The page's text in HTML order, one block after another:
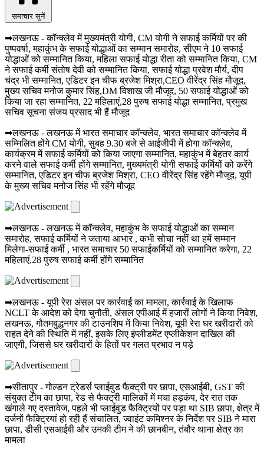
समाचार सुनें
➡लखनऊ - कॉन्क्लेव में मुख्यमंत्री योगी, CM योगी ने सफाई कर्मियों पर की
पुष्पवर्षा, महाकुंभ के सफाई योद्धाओं का सम्मान समारोह, सीएम ने 10 सफाई
योद्धाओं को सम्मानित किया, महिला सफाई योद्धा रीता को सम्मानित किया, CM
ने सफाई कर्मी संतोष देवी को सम्मानित किया, सफाई योद्धा प्रवेश मौर्य, दीप
चंद्र भी सम्मानित, एडिटर इन चीफ ब्रजेश मिश्रा,CEO वीरेंद्र सिंह मौजूद,
मुख्य सचिव मनोज कुमार सिंह,DM विशाख जी मौजूद, 50 सफाई योद्धाओं को
किया जा रहा सम्मानित, 22 महिलाएं,28 पुरुष सफाई योद्धा सम्मानित, प्रमुख
सचिव सूचना संजय प्रसाद भी हैं मौजूद
➡लखनऊ - लखनऊ में भारत समाचार कॉन्क्लेव, भारत समाचार कॉन्क्लेव में
सम्मिलित होंगे CM योगी, सुबह 9.30 बजे से आईजीपी में होगा कॉन्क्लेव,
कार्यक्रम में सफाई कर्मियों को किया जाएगा सम्मानित, महाकुंभ में बेहतर कार्य
करने वाले सफाई कर्मी होंगे सम्मानित, मुख्यमंत्री योगी सफाई कर्मियों को करेंगे
सम्मानित, एडिटर इन चीफ ब्रजेश मिश्रा, CEO वीरेंद्र सिंह रहेंगे मौजूद, यूपी
के मुख्य सचिव मनोज सिंह भी रहेंगे मौजूद
➡लखनऊ - लखनऊ में कॉन्क्लेव, महाकुंभ के सफाई योद्धाओं का सम्मान
समारोह, सफाई कर्मियों ने जताया आभार , कभी सोचा नहीं था हमें सम्मान
मिलेगा-सफाई कर्मी , भारत समाचार 50 सफाईकर्मियों को सम्मानित करेगा, 22
महिलाएं,28 पुरुष सफाई कर्मी होंगे सम्मानित
➡लखनऊ - यूपी रेरा अंसल पर कार्रवाई का मामला, कार्रवाई के खिलाफ
NCLT के आदेश को देगा चुनौती, अंसल एपीआई में हजारों लोगों ने किया निवेश,
लखनऊ, गौतमबुद्धनगर की टाउनशिप में किया निवेश, यूपी रेरा घर खरीदारों को
राहत देने की स्थिति में नहीं, इसके लिए इंप्लीडमेंट एप्लीकेशन दाखिल की
जाएगी, जिससे घर खरीदारों के हितों पर गलत प्रभाव न पड़े
➡सीतापुर - गोल्डन ट्रेडर्स प्लाईवुड फैक्ट्री पर छापा, एसआईबी, GST की
संयुक्त टीम का छापा, रेड से फैक्ट्री मालिकों में मचा हड़कंप, देर रात तक
खंगाले गए दस्तावेज, पहले भी प्लाईवुड फैक्ट्रियों पर पड़ा था SIB छापा, क्षेत्र में
दर्जनों फैक्ट्रियां हो रही हैं संचालित, ज्वाइंट कमिश्नर के निर्देश पर SIB ने मारा
छापा, डीसी एसआईबी और उनकी टीम ने की छानबीन, तंबौर थाना क्षेत्र का
मामला